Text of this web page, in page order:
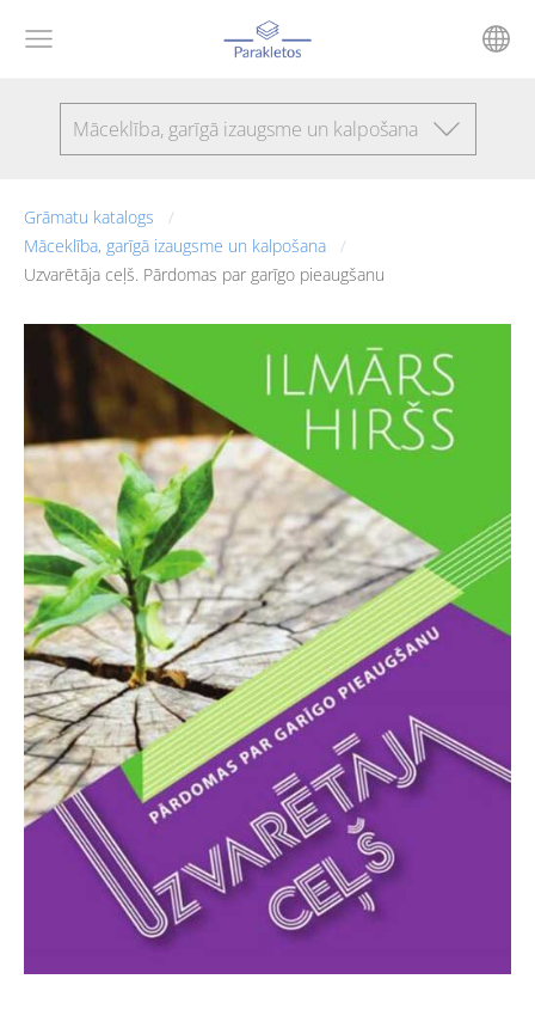
Māceklība, garīgā izaugsme un kalpošana
Grāmatu katalogs
Māceklība, garīgā izaugsme un kalpošana
Uzvarētāja ceļš. Pārdomas par garīgo pieaugšanu